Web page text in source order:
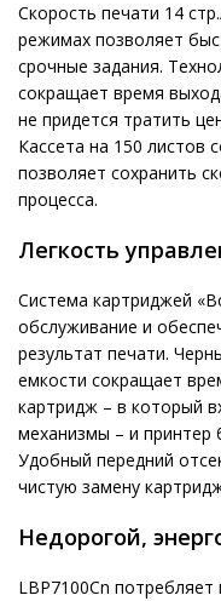
Скорость печати 14
режимах позволяет
срочные задания.
сокращает время
не придется тратить
Кассета на 150 листов
позволяет сохранить
процесса.
Легкость
Система картриджей
обслуживание и
результат печати.
емкости сокращает
картридж – в который
механизмы – и принтер
Удобный передний
чистую замену
Недорогой,
LBP7100Cn